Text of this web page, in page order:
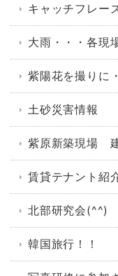
キャッチフレー
大雨・・・各現
紫陽花を撮りに
土砂災害情報
紫原新築現場
賃貸テナント紹
北部研究会(^^)
韓国旅行！！